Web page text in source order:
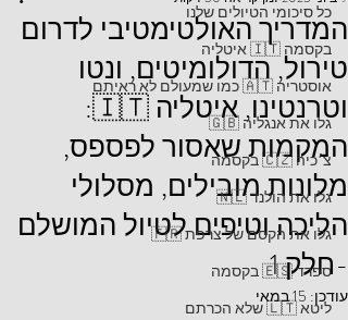
כל סיכומי הטיולים שלנו
בקסמה 🇮🇹 איטליה
אוסטריה 🇦🇹 כמו שמעולם לא ראיתם
גלו את אנגליה 🇬🇧
צ׳כיה 🇨🇿 בקסמה
גלו את הולנד 🇳🇱
גלו את הקסם של צרפת 🇫🇷
ספרד 🇪🇸 בקסמה
ליטא 🇱🇹 שלא הכרתם
המדריך האולטימטיבי לדרום
טירול, הדולומיטים, ונטו
וטרנטינו, איטליה 🇮🇹:
המקמות שאסור לפספס,
מלונות מובילים, מסלולי
הליכה וטיפים לטיול המושלם
-חלק 1
עודכן: 15 במאי